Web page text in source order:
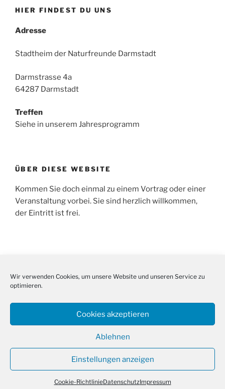
Wir verwenden Cookies, um unsere Website und unseren Service zu
optimieren.
Cookies akzeptieren
Ablehnen
Einstellungen anzeigen
Cookie-RichtlinieDatenschutzImpressum
HIER FINDEST DU UNS
Adresse
Stadtheim der Naturfreunde Darmstadt
Darmstrasse 4a
64287 Darmstadt
Treffen
Siehe in unserem Jahresprogramm
ÜBER DIESE WEBSITE
Kommen Sie doch einmal zu einem Vortrag oder einer
Veranstaltung vorbei. Sie sind herzlich willkommen,
der Eintritt ist frei.
Suche
nach:
Cookie-
(EU)
Instagram
Datenschutz Mit Stolz präsentiert von WordPress